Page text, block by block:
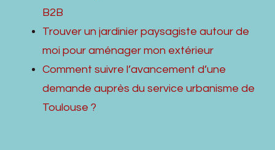
B2B
Trouver un jardinier paysagiste autour de
moi pour aménager mon extérieur
Comment suivre l’avancement d’une
demande auprès du service urbanisme de
Toulouse ?